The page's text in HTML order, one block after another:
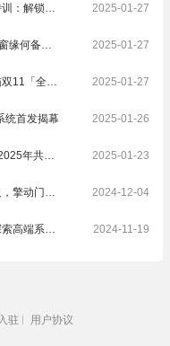
2024富轩全屋门窗新商‘创富启航季’12月特训：解锁门窗界新航海图，共铸辉煌未来篇章 2025-01-27
建博会（广州）再现“强磁场“效应！派雅门窗缘何备受青睐？ 2025-01-27
四次蝉联销量第一！派雅门窗再度卫冕天猫双11「全屋定制窗类目全周期热销第一」 2025-01-27
统首发揭幕 2025-01-26
"增服务·强体验“——皇海优品8周年团拜暨2025年共创大会圆满举行 2025-01-23
皇派门窗朱梦思做客人民网：坚定长期主义，擎动门窗高质量发展 2024-12-04
知名财经作家吴晓波实地探访皇派门窗，探索高端系统门窗智造实力，深入体验高端隔音门窗 2024-11-19
驻 用户协议